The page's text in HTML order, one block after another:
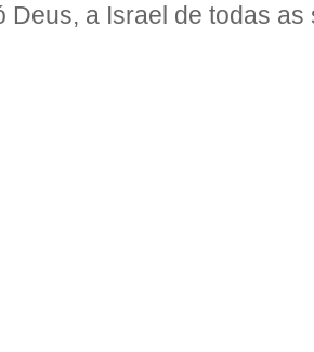
Deus, a Israel de todas